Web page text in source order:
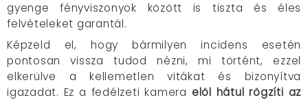
gyenge fényviszonyok között is tiszta és éles
felvételeket garantál.
Képzeld el, hogy bármilyen incidens esetén
pontosan vissza tudod nézni, mi történt, ezzel
elkerülve a kellemetlen vitákat és bizonyítva
igazadat. Ez a fedélzeti kamera elöl hátul rögzíti az